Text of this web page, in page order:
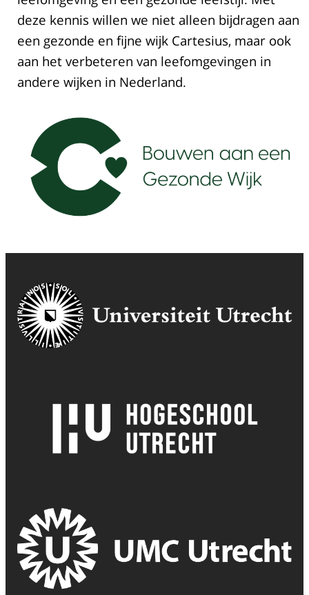
deze kennis willen we niet alleen bijdragen aan
een gezonde en fijne wijk Cartesius, maar ook
aan het verbeteren van leefomgevingen in
andere wijken in Nederland.